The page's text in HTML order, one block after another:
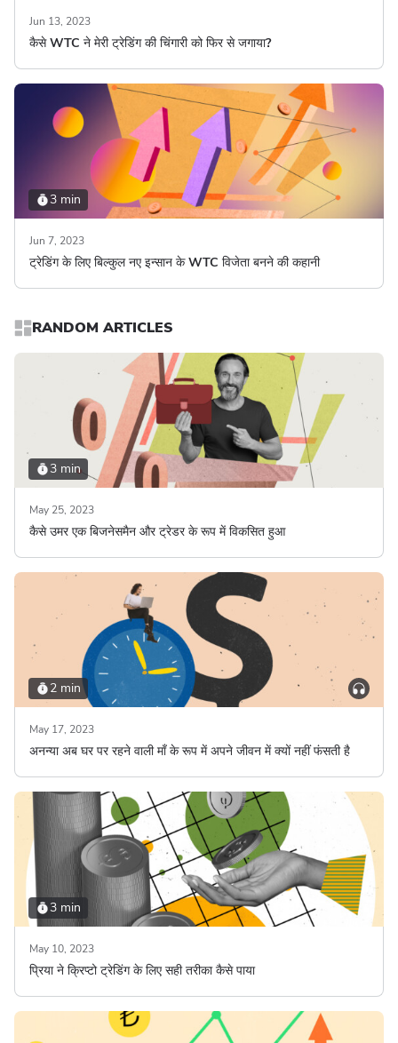
Jun 13, 2023
कैसे WTC ने मेरी ट्रेडिंग की चिंगारी को फिर से जगाया?
3 min
Jun 7, 2023
ट्रेडिंग के लिए बिल्कुल नए इन्सान के WTC विजेता बनने की कहानी
RANDOM ARTICLES
3 min
May 25, 2023
कैसे उमर एक बिजनेसमैन और ट्रेडर के रूप में विकसित हुआ
2 min
May 17, 2023
अनन्या अब घर पर रहने वाली माँ के रूप में अपने जीवन में क्यों नहीं फंसती है
3 min
May 10, 2023
प्रिया ने क्रिप्टो ट्रेडिंग के लिए सही तरीका कैसे पाया